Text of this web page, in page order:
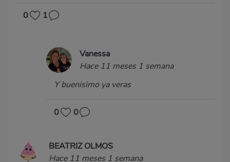
0 1
Vanessa
Hace 11 meses 1 semana
Y buenisimo ya veras
0 0
BEATRIZ OLMOS
Hace 11 meses 1 semana